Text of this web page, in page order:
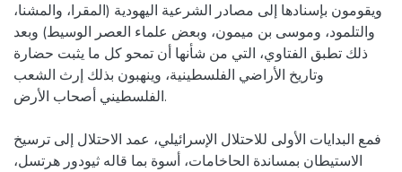
ويقومون بإسنادها إلى مصادر الشرعية اليهودية (المقرا، والمشنا،
والتلمود، وموسى بن ميمون، وبعض علماء العصر الوسيط) وبعد
ذلك تطبق الفتاوي، التي من شأنها أن تمحو كل ما يثبت حضارة
وتاريخ الأراضي الفلسطينية، وينهبون بذلك إرث الشعب
الفلسطيني أصحاب الأرض.
فمع البدايات الأولى للاحتلال الإسرائيلي، عمد الاحتلال إلى ترسيخ
الاستيطان بمساندة الحاخامات، أسوة بما قاله ثيودور هرتسل،